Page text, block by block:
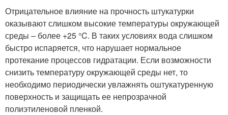
Отрицательное влияние на прочность штукатурки
оказывают слишком высокие температуры окружающей
среды – более +25 °C. В таких условиях вода слишком
быстро испаряется, что нарушает нормальное
протекание процессов гидратации. Если возможности
снизить температуру окружающей среды нет, то
необходимо периодически увлажнять оштукатуренную
поверхность и защищать ее непрозрачной
полиэтиленовой пленкой.